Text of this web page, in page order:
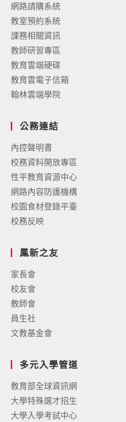
網路請購系統
教室預約系統
課務相關資訊
教師研習專區
教育雲端硬碟
教育雲電子信箱
翰林雲端學院
公務連結
內控聲明書
校務資料開放專區
性平教育資源中心
網路內容防護機構
校園食材登錄平臺
校務反映
鳳新之友
家長會
校友會
教師會
員生社
文教基金會
多元入學管道
教育部全球資訊網
大學特殊選才招生
大學入學考試中心